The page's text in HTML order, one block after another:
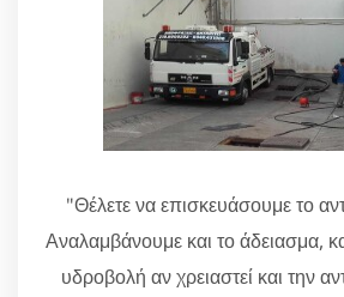
"Θέλετε να επισκευάσουμε το
Αναλαμβάνουμε και το άδειασμα,
υδροβολή αν χρειαστεί και την